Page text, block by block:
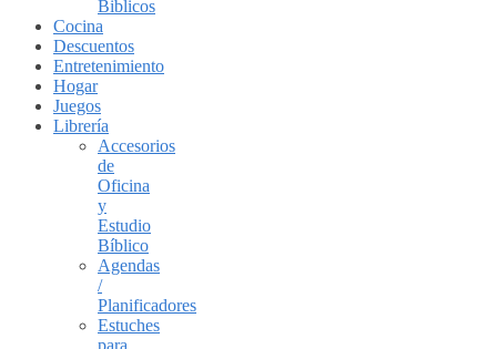
Biblicos
Cocina
Descuentos
Entretenimiento
Hogar
Juegos
Librería
Accesorios
de
Oficina
y
Estudio
Bíblico
Agendas
/
Planificadores
Estuches